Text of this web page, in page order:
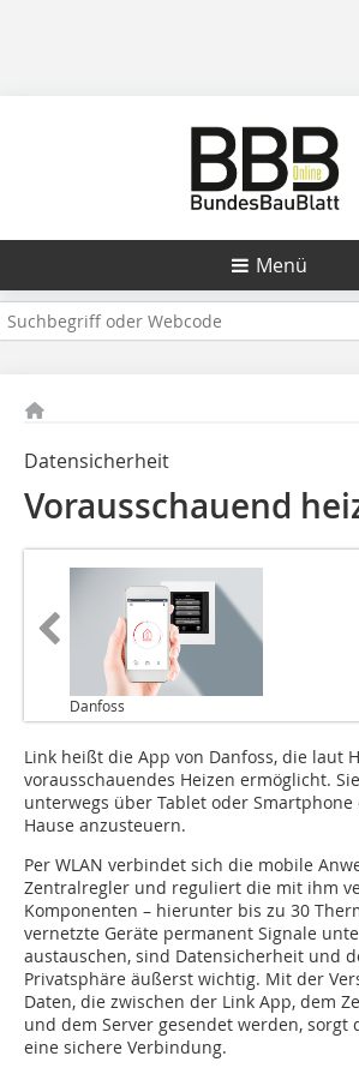
Menü
Datensicherheit
Vorausschauend
Danfoss
Link heißt die App von Danfoss, die laut
vorausschauendes Heizen ermöglicht.
unterwegs über Tablet oder Smartphone
Hause anzusteuern.
Per WLAN verbindet sich die mobile
Zentralregler und reguliert die mit ihm
Komponenten – hierunter bis zu 30
vernetzte Geräte permanent Signale
austauschen, sind Datensicherheit und
Privatsphäre äußerst wichtig. Mit der
Daten, die zwischen der Link App, dem
und dem Server gesendet werden, sorgt
eine sichere Verbindung.